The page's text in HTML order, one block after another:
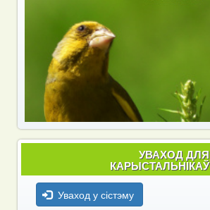
УВАХОД ДЛЯ
КАРЫСТАЛЬНІКАЎ
Уваход у сістэму